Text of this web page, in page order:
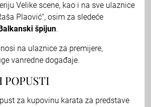
Velike scene, kao i na sve ulaznice
Plaović“, osim za sledeće
špijun.
na ulaznice za premijere,
vanredne događaje.
POPUSTI
za kupovinu karata za predstave